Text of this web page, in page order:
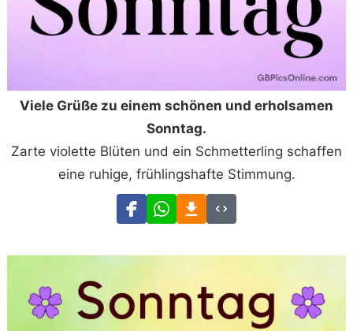
Viele Grüße zu einem schönen und erholsamen
Sonntag.
Zarte violette Blüten und ein Schmetterling schaffen
eine ruhige, frühlingshafte Stimmung.